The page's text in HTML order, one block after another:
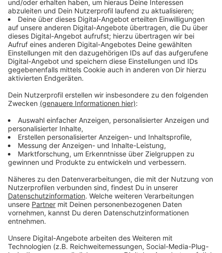
nimmt er das Heft jetzt selber in die Hand. In
Absprache mit der Stadt und dem Sportpark hat der
Verein ausgemacht, dass der neue Kunstrasenplatz in
Eigeninitiative gebaut werden kann.
Anzeige
Finanzierung
Anzeige
Für rund 550.000 Euro soll es den neuen Platz geben.
Das Geld kommt durch Spenden und Sponsoren, aber
auch einen Kredit bei der Bank zusammen. Wenn alles
gut geht, dann ist der neue Kunstrasenplatz bereits
Ende 2026 fertig gebaut.
Anzeige
Weitere Meldungen aus unserer Stadt